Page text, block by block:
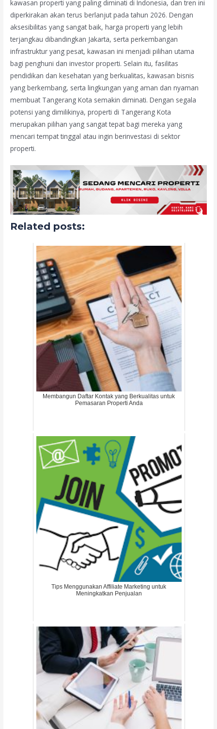
kawasan properti yang paling diminati di Indonesia, dan tren ini
diperkirakan akan terus berlanjut pada tahun 2026. Dengan
aksesibilitas yang sangat baik, harga properti yang lebih
terjangkau dibandingkan Jakarta, serta perkembangan
infrastruktur yang pesat, kawasan ini menjadi pilihan utama
bagi penghuni dan investor properti. Selain itu, fasilitas
pendidikan dan kesehatan yang berkualitas, kawasan bisnis
yang berkembang, serta lingkungan yang aman dan nyaman
membuat Tangerang Kota semakin diminati. Dengan segala
potensi yang dimilikinya, properti di Tangerang Kota
merupakan pilihan yang sangat tepat bagi mereka yang
mencari tempat tinggal atau ingin berinvestasi di sektor
properti.
Related posts:
Membangun Daftar Kontak yang Berkualitas untuk
Pemasaran Properti Anda
Tips Menggunakan Affiliate Marketing untuk
Meningkatkan Penjualan